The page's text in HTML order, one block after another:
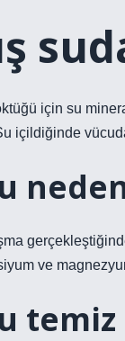
için su
içildiğinde
ve